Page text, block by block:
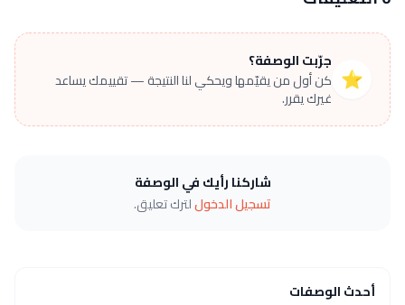
⭐
جرّبت الوصفة؟
كن أول من يقيّمها ويحكي لنا النتيجة — تقييمك يساعد
غيرك يقرر.
شاركنا رأيك في الوصفة
تسجيل الدخوللترك تعليق.
أحدث الوصفات